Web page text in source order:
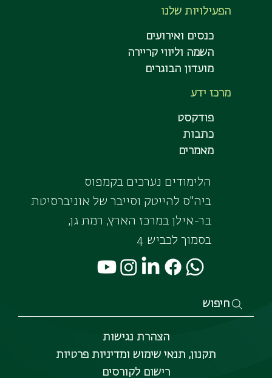
מרכז ידע
פודקסט
כתבות
מאמרים
הפעילויות שלנו
כנסים ואירועים
השמה וליווי קריירה
מועדון הבוגרים
חיפוש
הלימודים נערכים בקמפוס
ביה"ס להייטק וסייבר של אוניברסיטת
בר-אילן במרכז הארץ, רמת גן,
בסמוך לכביש 4
הצהרת נגישות
תקנון, תנאי שימוש ומדיניות פרטיות
רישום לקורסים